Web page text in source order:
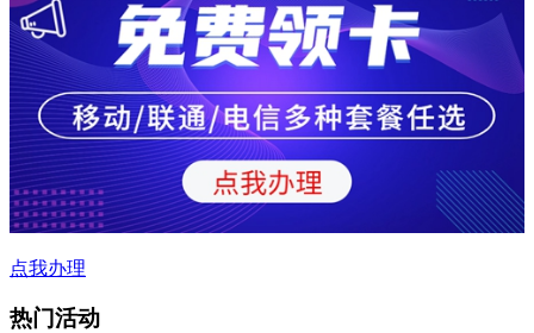
点我办理
热门活动